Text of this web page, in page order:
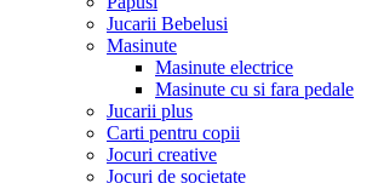
Jucarii Bebelusi
Masinute
Masinute electrice
Masinute cu si fara pedale
Jucarii plus
Carti pentru copii
Jocuri creative
Jocuri de societate